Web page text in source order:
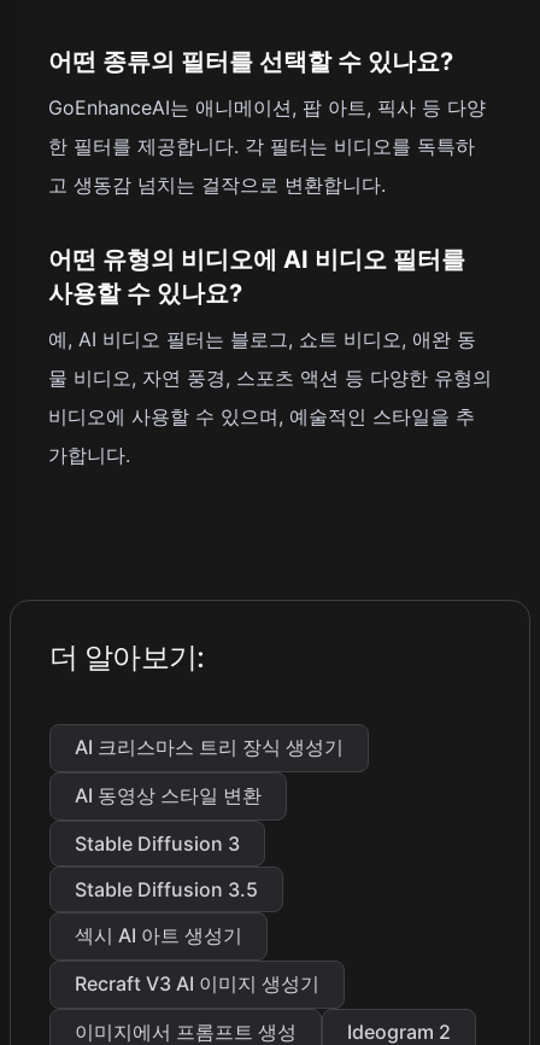
어떤 종류의 필터를 선택할 수 있나요?
GoEnhanceAI는 애니메이션, 팝 아트, 픽사 등 다양
한 필터를 제공합니다. 각 필터는 비디오를 독특하
고 생동감 넘치는 걸작으로 변환합니다.
어떤 유형의 비디오에 AI 비디오 필터를
사용할 수 있나요?
예, AI 비디오 필터는 블로그, 쇼트 비디오, 애완 동
물 비디오, 자연 풍경, 스포츠 액션 등 다양한 유형의
비디오에 사용할 수 있으며, 예술적인 스타일을 추
가합니다.
더 알아보기:
AI 크리스마스 트리 장식 생성기
AI 동영상 스타일 변환
Stable Diffusion 3
Stable Diffusion 3.5
섹시 AI 아트 생성기
Recraft V3 AI 이미지 생성기
이미지에서 프롬프트 생성
Ideogram 2